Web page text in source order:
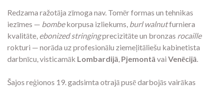
Redzama ražotāja zīmoga nav. Tomēr formas un tehnikas
iezīmes — bombekorpusa izliekums, burl walnutfurniera
kvalitāte, ebonized stringingprecizitāte un bronzas rocaille
rokturi — norāda uz profesionālu ziemeļitāliešu kabinetista
darbnīcu, visticamāk Lombardijā, Pjemontā vai Venēcijā.
Šajos reģionos 19. gadsimta otrajā pusē darbojās vairākas